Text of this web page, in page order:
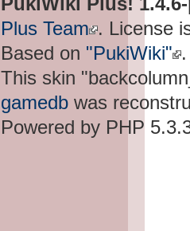
Plus Team . License
Based on "PukiWiki" .
This skin
gamedb was
Powered by PHP